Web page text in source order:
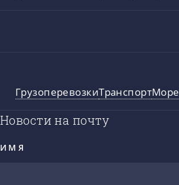
ГрузоперевозкиТранспортМоре
Новости на почту
ИМЯ